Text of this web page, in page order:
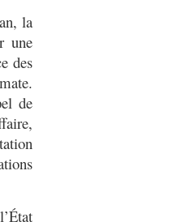
la
une
des
de